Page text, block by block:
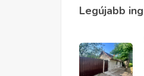
Legújabb